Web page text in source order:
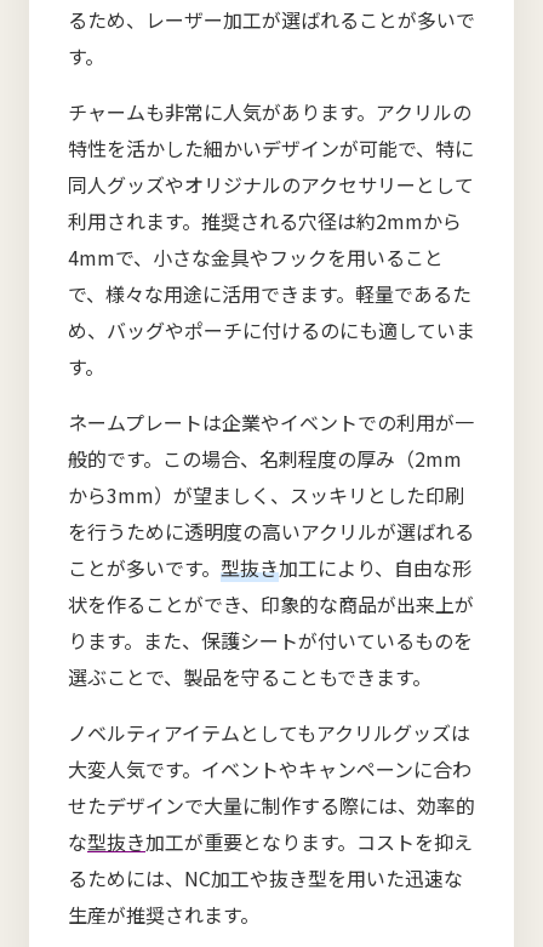
るため、レーザー加工が選ばれることが多いで
す。
チャームも非常に人気があります。アクリルの
特性を活かした細かいデザインが可能で、特に
同人グッズやオリジナルのアクセサリーとして
利用されます。推奨される穴径は約2mmから
4mmで、小さな金具やフックを用いること
で、様々な用途に活用できます。軽量であるた
め、バッグやポーチに付けるのにも適していま
す。
ネームプレートは企業やイベントでの利用が一
般的です。この場合、名刺程度の厚み（2mm
から3mm）が望ましく、スッキリとした印刷
を行うために透明度の高いアクリルが選ばれる
ことが多いです。 型抜き加工により、自由な形
状を作ることができ、印象的な商品が出来上が
ります。また、保護シートが付いているものを
選ぶことで、製品を守ることもできます。
ノベルティアイテムとしてもアクリルグッズは
大変人気です。イベントやキャンペーンに合わ
せたデザインで大量に制作する際には、効率的
な型抜き加工が重要となります。コストを抑え
るためには、NC加工や抜き型を用いた迅速な
生産が推奨されます。